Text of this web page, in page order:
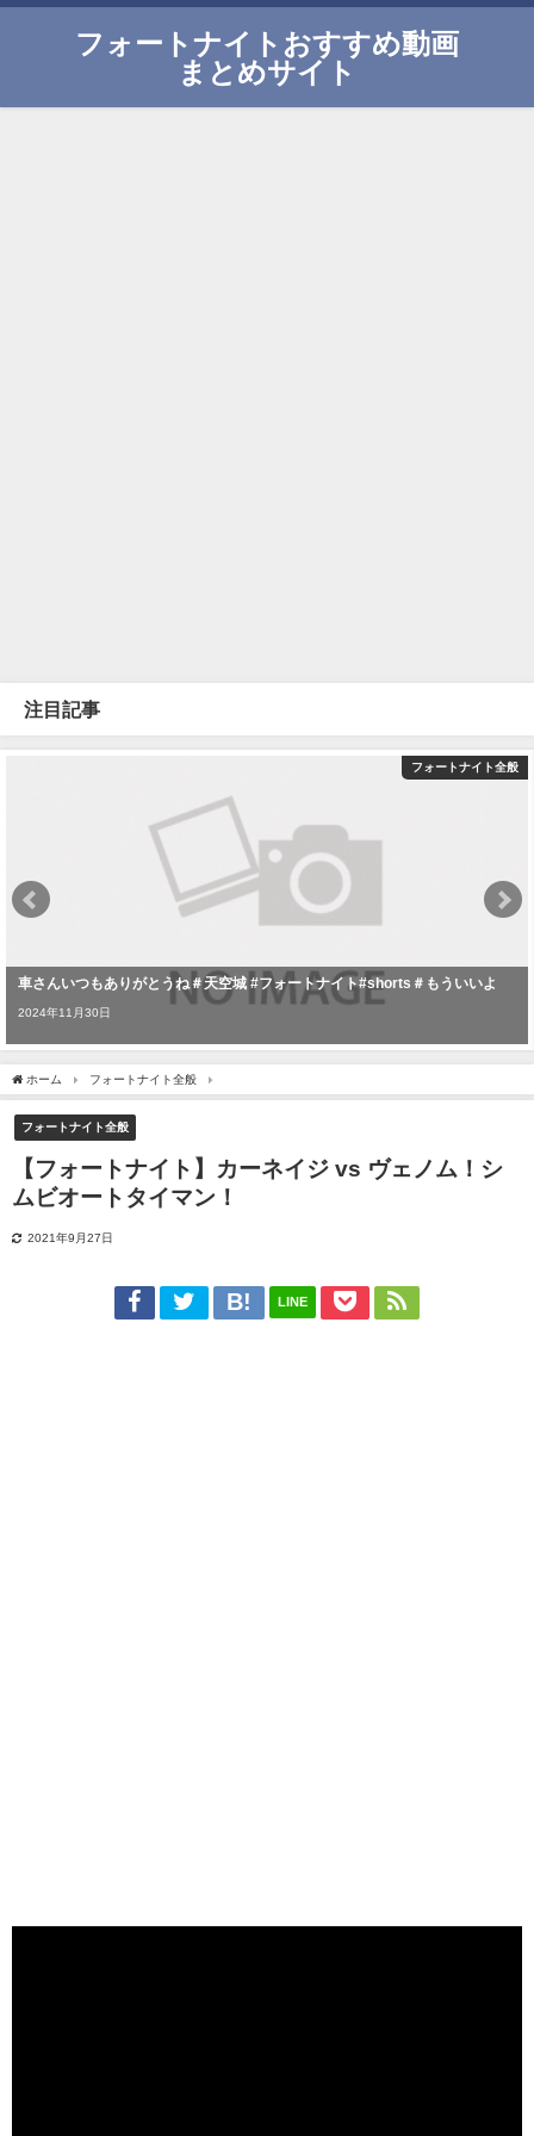
フォートナイトおすすめ動画
まとめサイト
注目記事
フォートナイト全般
車さんいつもありがとうね＃天空城 #フォートナイト#shorts＃もういいよ
2024年11月30日
ホーム フォートナイト全般
フォートナイト全般
【フォートナイト】カーネイジ vs ヴェノム！シ
ムビオートタイマン！
2021年9月27日
LINE